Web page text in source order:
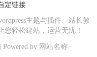
定链接
主题与插件、站长教
轻松建站，运营无忧！
by 网站名称 ·